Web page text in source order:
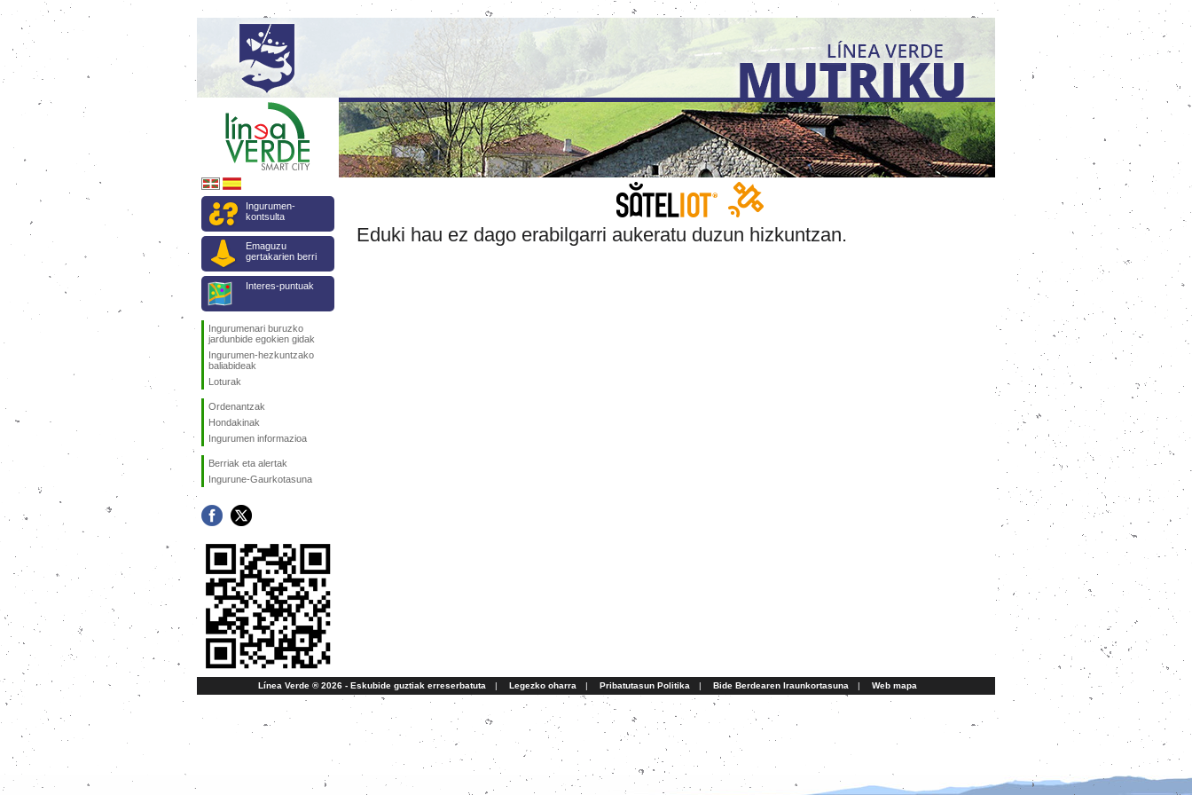
Ingurumen-
kontsulta
Emaguzu
gertakarien berri
Interes-puntuak
Ingurumenari buruzko
jardunbide egokien gidak
Ingurumen-hezkuntzako
baliabideak
Loturak
Ordenantzak
Hondakinak
Ingurumen informazioa
Berriak eta alertak
Ingurune-Gaurkotasuna
Eduki hau ez dago erabilgarri aukeratu duzun hizkuntzan.
Línea Verde ® 2026 - Eskubide guztiak erreserbatuta | Legezko oharra | Pribatutasun Politika | Bide Berdearen Iraunkortasuna | Web mapa